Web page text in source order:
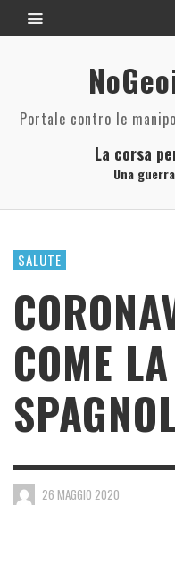
Portale contro le
La corsa
Una
SALUTE
COME LA
26 MAGGIO 2020